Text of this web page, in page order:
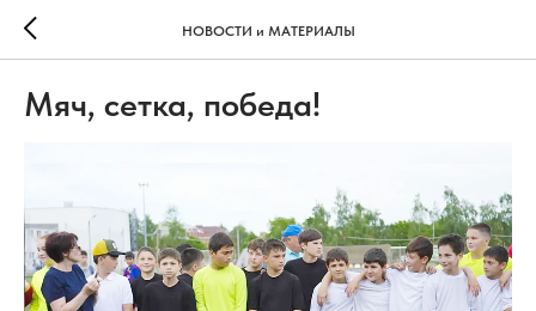
НОВОСТИ и МАТЕРИАЛЫ
Мяч, сетка, победа!